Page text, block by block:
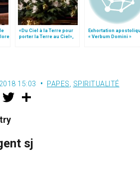
«Du Ciel à la Terre pour
porter la Terre au Ciel»,
Exhortation
« Verbum Domini »
15:03 PAPES SPIRITUALITÉ
F
a w
r sj